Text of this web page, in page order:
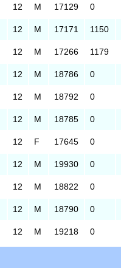
12 M 17129 0
12 M 17171 1150
12 M 17266 1179
12 M 18786 0
12 M 18792 0
12 M 18785 0
12 F 17645 0
12 M 19930 0
12 M 18822 0
12 M 18790 0
12 M 19218 0